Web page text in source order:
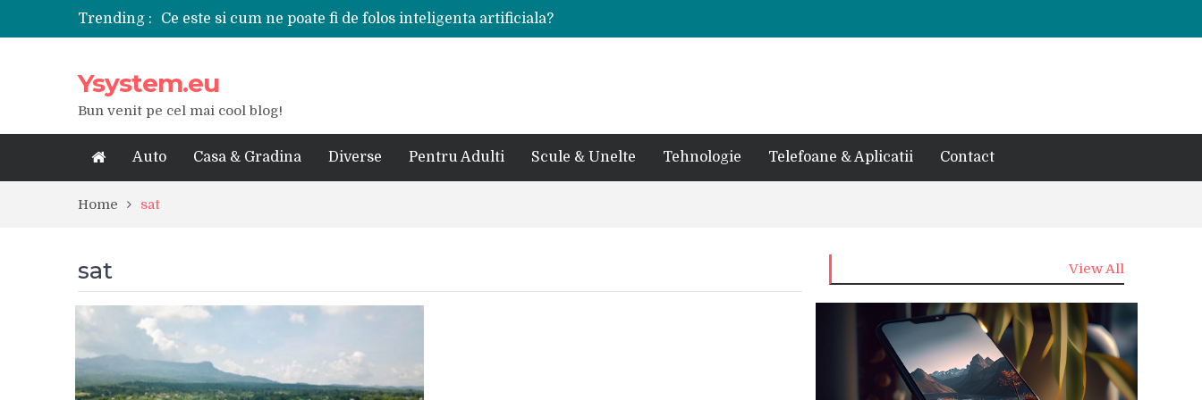
Trending :
Ce este si cum ne poate fi de folos inteligenta artificiala?
Tipuri de polizoare de care este nevoie intr-un atelier
De ce poate fi riscant consumul de bauturi alcoolice?
Ce marca auto sa aleg dintre Mercedes, Audi si BMW?
Merita sa aleg un gard din fier forjat pentru curtea casei?
Cele mai bune smartphone-uri lansate in anul 2024
Modul in care a evoluat tehnologia in ultimul secol
Ysystem.eu
Bun venit pe cel mai cool blog!
Auto Casa & Gradina Diverse Pentru Adulti Scule & Unelte Tehnologie Telefoane & Aplicatii Contact
Home sat
sat View All